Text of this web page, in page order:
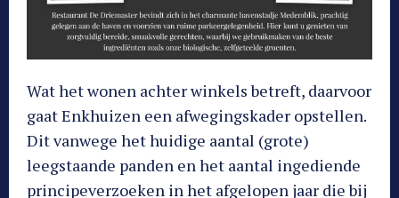
Wat het wonen achter winkels betreft, daarvoor
gaat Enkhuizen een afwegingskader opstellen.
Dit vanwege het huidige aantal (grote)
leegstaande panden en het aantal ingediende
principeverzoeken in het afgelopen jaar die bij